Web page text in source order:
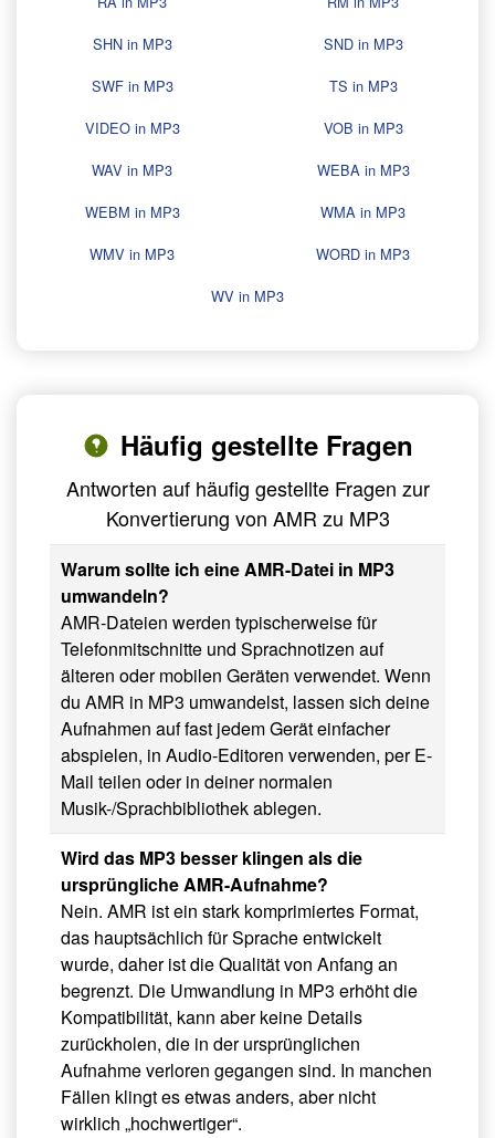
SHN in MP3
SND in MP3
SWF in MP3
TS in MP3
VIDEO in MP3
VOB in MP3
WAV in MP3
WEBA in MP3
WEBM in MP3
WMA in MP3
WMV in MP3
WORD in MP3
WV in MP3
Häufig gestellte Fragen
Antworten auf häufig gestellte Fragen zur
Konvertierung von AMR zu MP3
Warum sollte ich eine AMR-Datei in MP3
umwandeln?
AMR-Dateien werden typischerweise für
Telefonmitschnitte und Sprachnotizen auf
älteren oder mobilen Geräten verwendet. Wenn
du AMR in MP3 umwandelst, lassen sich deine
Aufnahmen auf fast jedem Gerät einfacher
abspielen, in Audio-Editoren verwenden, per E-
Mail teilen oder in deiner normalen
Musik-/Sprachbibliothek ablegen.
Wird das MP3 besser klingen als die
ursprüngliche AMR-Aufnahme?
Nein. AMR ist ein stark komprimiertes Format,
das hauptsächlich für Sprache entwickelt
wurde, daher ist die Qualität von Anfang an
begrenzt. Die Umwandlung in MP3 erhöht die
Kompatibilität, kann aber keine Details
zurückholen, die in der ursprünglichen
Aufnahme verloren gegangen sind. In manchen
Fällen klingt es etwas anders, aber nicht
wirklich „hochwertiger“.